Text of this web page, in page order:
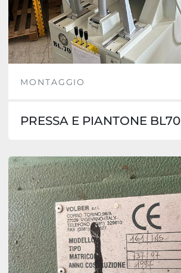
MONTAGGIO
PRESSA E PIANTONE BL70